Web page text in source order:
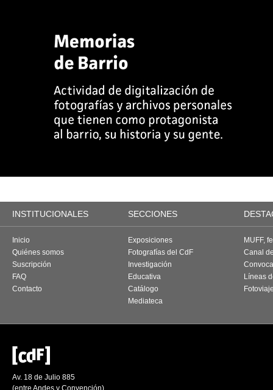
INSTITUCIONALES SECCIONES
Inicio
Quiénes somos
Suscripción
FAQ
Contacto
Exposiciones
Fotografías del CdF
Investigación
Educativa
Catálogo
Mediateca
MUFF,
Canal
Líneas
Av. 18 de Julio 885
(entre Andes y Convención)